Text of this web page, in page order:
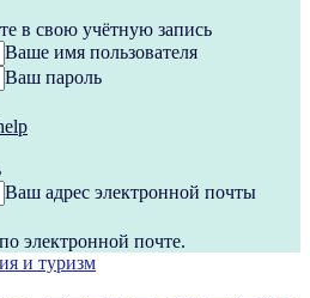
в свою учётную запись
Ваше имя пользователя
Ваш пароль
Ваш адрес электронной почты
электронной почте.
и туризм